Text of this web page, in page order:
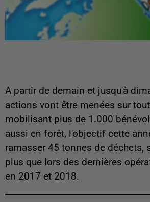
A partir de demain et jusqu'à
actions vont être menées sur
mobilisant plus de 1.000
aussi en forêt, l'objectif cette
ramasser 45 tonnes de déchets,
plus que lors des dernières
en 2017 et 2018.